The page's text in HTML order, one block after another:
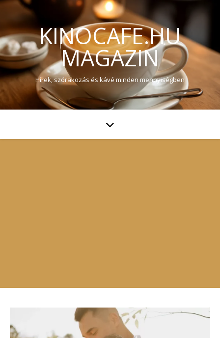
KINOCAFE.HU
MAGAZIN
Hírek, szórakozás és kávé minden mennyiségben